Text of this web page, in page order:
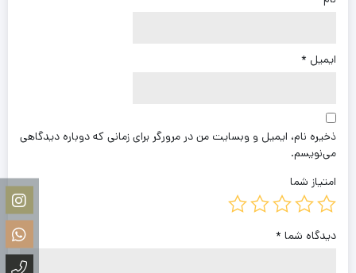
ایمیل *
ذخیره نام، ایمیل و وبسایت من در مرورگر برای زمانی که دوباره دیدگاهی
می‌نویسم.
امتیاز شما
دیدگاه شما *